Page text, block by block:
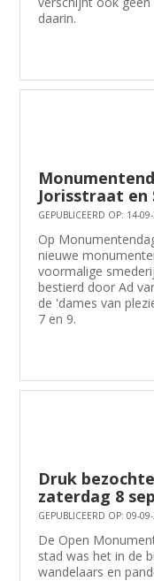
daarin.
Jorisstraat
GEPUBLICEERD OP: 14-
Op
nieuwe
voormalige
bestierd door Ad
de 'dames van
7 en 9.
Druk
zaterdag 8
GEPUBLICEERD OP: 09-
De Open
stad was het in de
wandelaars en